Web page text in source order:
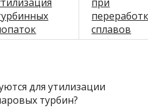
сплавов
для утилизации
турбин?